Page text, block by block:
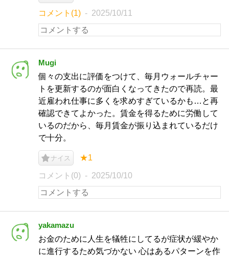
コメント(1) 2025/10/11
Mugi
個々の支出に評価をつけて、毎月ウォールチャー
トを更新するのが面白くなってきたので再読。最
近雇われ仕事に多くを求めすぎているかも…と再
確認できてよかった。賃金を得るために労働して
いるのだから、毎月賃金が振り込まれているだけ
で十分。
ナイス ★1
コメント(0) 2025/10/10
yakamazu
お金のために人生を犠牲にしてるが症状が緩やか
に進行するため気づかない 心はあるパターンを作